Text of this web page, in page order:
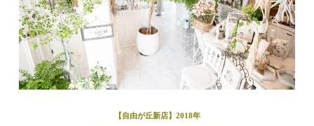
【自由が丘新店】2018年